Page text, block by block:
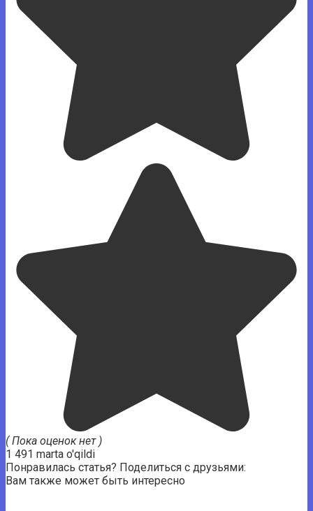
( Пока оценок нет )
1 491 marta o'qildi
Понравилась статья? Поделиться с друзьями:
Вам также может быть интересно